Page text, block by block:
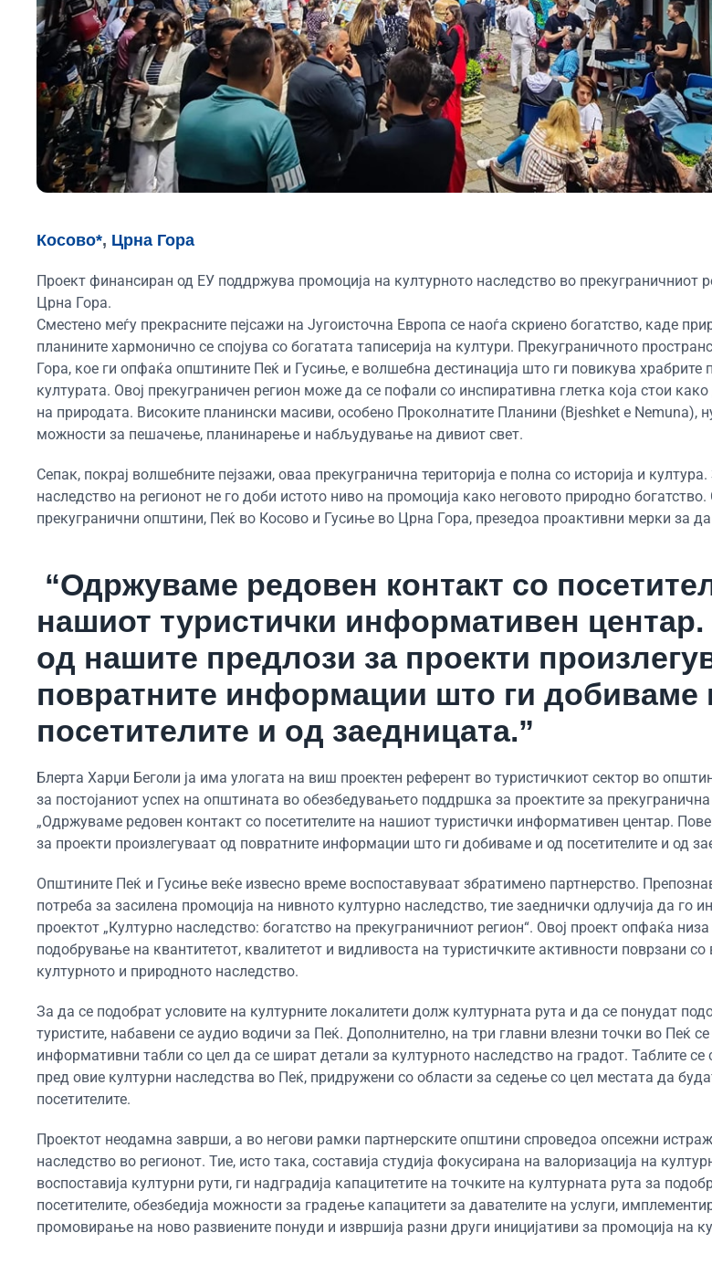
Косово*, Црна Гора
Проект финансиран од ЕУ поддржува промоција на културното наследство во прекуграничниот
Црна Гора.
Сместено меѓу прекрасните пејсажи на Југоисточна Европа се наоѓа скриено богатство, каде
планините хармонично се спојува со богатата таписерија на култури. Прекуграничното
Гора, кое ги опфаќа општините Пеќ и Гусиње, е волшебна дестинација што ги повикува храбрите
културата. Овој прекуграничен регион може да се пофали со инспиративна глетка која стои
на природата. Високите планински масиви, особено Проколнатите Планини (Bjeshket e Nemuna),
можности за пешачење, планинарење и набљудување на дивиот свет.
Сепак, покрај волшебните пејзажи, оваа прекугранична територија е полна со историја и
наследство на регионот не го доби истото ниво на промоција како неговото природно
прекугранични општини, Пеќ во Косово и Гусиње во Црна Гора, презедоа проактивни мерки за
“Одржуваме редовен контакт со
нашиот туристички информативен центар.
од нашите предлози за проекти
повратните информации што ги добиваме
посетителите и од заедницата.”
Блерта Харџи Беголи ја има улогата на виш проектен референт во туристичкиот сектор во
за постојаниот успех на општината во обезбедувањето поддршка за проектите за
„Одржуваме редовен контакт со посетителите на нашиот туристички информативен центар.
за проекти произлегуваат од повратните информации што ги добиваме и од посетителите и од
Општините Пеќ и Гусиње веќе извесно време воспоставуваат збратимено партнерство.
потреба за засилена промоција на нивното културно наследство, тие заеднички одлучија да го
проектот „Културно наследство: богатство на прекуграничниот регион“. Овој проект опфаќа
подобрување на квантитетот, квалитетот и видливоста на туристичките активности поврзани
културното и природното наследство.
За да се подобрат условите на културните локалитети долж културната рута и да се понудат
туристите, набавени се аудио водичи за Пеќ. Дополнително, на три главни влезни точки во Пеќ
информативни табли со цел да се шират детали за културното наследство на градот. Таблите се
пред овие културни наследства во Пеќ, придружени со области за седење со цел местата да
посетителите.
Проектот неодамна заврши, а во негови рамки партнерските општини спроведоа опсежни
наследство во регионот. Тие, исто така, составија студија фокусирана на валоризација на
воспоставија културни рути, ги надградија капацитетите на точките на културната рута за
посетителите, обезбедија можности за градење капацитети за давателите на услуги,
промовирање на ново развиените понуди и извршија разни други иницијативи за промоција на